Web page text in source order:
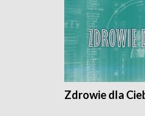
Zdrowie dla